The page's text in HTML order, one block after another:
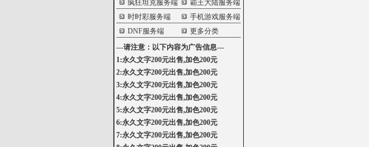
疯狂坦克服务端
霸王大陆服务端
时时彩服务端
手机游戏服务端
DNF服务端
更多分类
---请注意：以下内容为广告信息---
1:永久文字200元出售,加色200元
2:永久文字200元出售,加色200元
3:永久文字200元出售,加色200元
4:永久文字200元出售,加色200元
5:永久文字200元出售,加色200元
6:永久文字200元出售,加色200元
7:永久文字200元出售,加色200元